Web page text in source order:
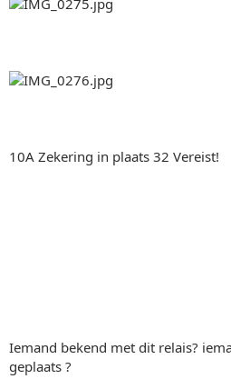
10A Zekering in plaats 32 Vereist!
Iemand bekend met dit relais?
geplaats ?